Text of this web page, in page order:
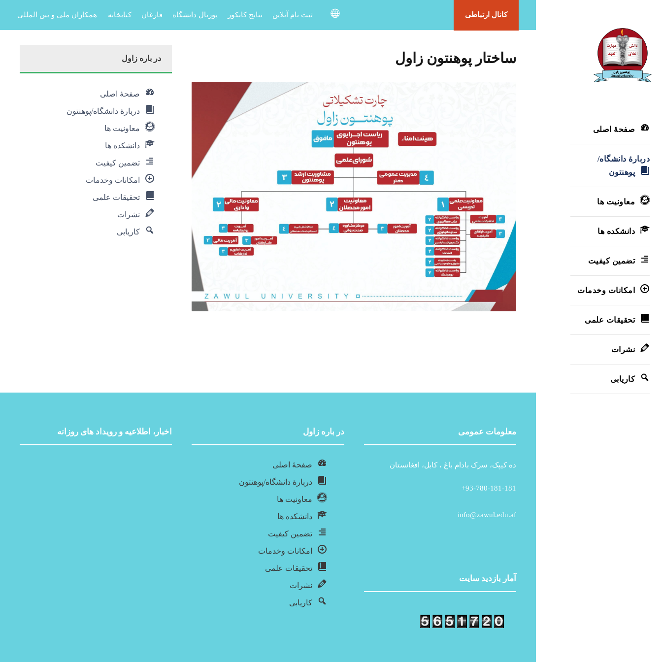
صفحۀ اصلی
دربارۀ‌ دانشگاه/
پوهنتون
معاونیت ها
دانشکده ها
تضمین کیفیت
امکانات وخدمات
تحقیقات علمی
نشرات
کاریابی
ثبت نام آنلاین نتایج کانکور پورتال دانشگاه فارغان کتابخانه همکاران ملی و بین المللی کانال ارتباطی
ساختار پوهنتون زاول در باره‌ زاول
صفحۀ اصلی
دربارۀ‌ دانشگاه/پوهنتون
معاونیت ها
دانشکده ها
تضمین کیفیت
امکانات وخدمات
تحقیقات علمی
نشرات
کاریابی
معلومات عمومی
ده کیپک، سرک بادام باغ ، کابل، افغانستان
93-780-181-181+
info@zawul.edu.af
آمار بازدید سایت
در باره‌ زاول
صفحۀ اصلی
دربارۀ‌ دانشگاه/پوهنتون
معاونیت ها
دانشکده ها
تضمین کیفیت
امکانات وخدمات
تحقیقات علمی
نشرات
کاریابی
اخبار، اطلاعیه و رویداد های روزانه